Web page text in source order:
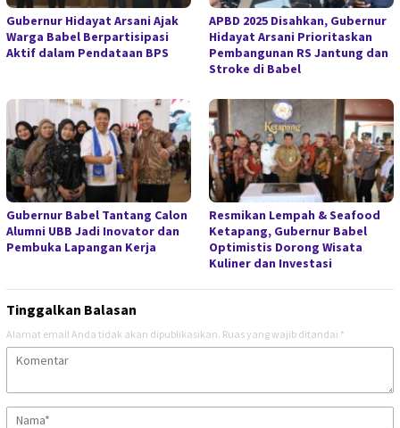
Gubernur Hidayat Arsani Ajak
Warga Babel Berpartisipasi
Aktif dalam Pendataan BPS
APBD 2025 Disahkan, Gubernur
Hidayat Arsani Prioritaskan
Pembangunan RS Jantung dan
Stroke di Babel
Gubernur Babel Tantang Calon
Alumni UBB Jadi Inovator dan
Pembuka Lapangan Kerja
Resmikan Lempah & Seafood
Ketapang, Gubernur Babel
Optimistis Dorong Wisata
Kuliner dan Investasi
Tinggalkan Balasan
Alamat email Anda tidak akan dipublikasikan. Ruas yang wajib ditandai *